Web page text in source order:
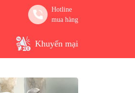
Hotline
mua hàng
Khuyến mại